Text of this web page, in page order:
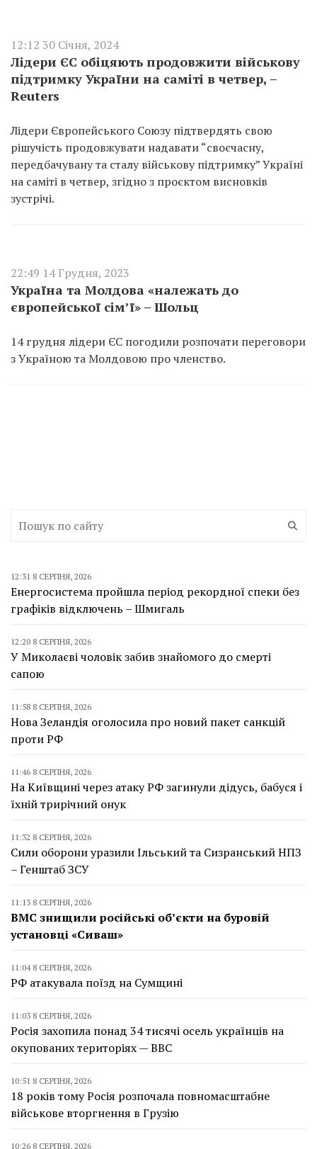
12:12 30 Січня, 2024
Лідери ЄС обіцяють продовжити військову
підтримку України на саміті в четвер, –
Reuters
Лідери Європейського Союзу підтвердять свою
рішучість продовжувати надавати “своєчасну,
передбачувану та сталу військову підтримку” Україні
на саміті в четвер, згідно з проєктом висновків
зустрічі.
22:49 14 Грудня, 2023
Україна та Молдова «належать до
європейської сім’ї» – Шольц
14 грудня лідери ЄС погодили розпочати переговори
з Україною та Молдовою про членство.
12:31 8 СЕРПНЯ, 2026
Енергосистема пройшла період рекордної спеки без
графіків відключень – Шмигаль
12:20 8 СЕРПНЯ, 2026
У Миколаєві чоловік забив знайомого до смерті
сапою
11:58 8 СЕРПНЯ, 2026
Нова Зеландія оголосила про новий пакет санкцій
проти РФ
11:46 8 СЕРПНЯ, 2026
На Київщині через атаку РФ загинули дідусь, бабуся і
їхній трирічний онук
11:32 8 СЕРПНЯ, 2026
Сили оборони уразили Ільський та Сизранський НПЗ
– Генштаб ЗСУ
11:13 8 СЕРПНЯ, 2026
ВМС знищили російські об’єкти на буровій
установці «Сиваш»
11:04 8 СЕРПНЯ, 2026
РФ атакувала поїзд на Сумщині
11:03 8 СЕРПНЯ, 2026
Росія захопила понад 34 тисячі осель українців на
окупованих територіях — BBC
10:51 8 СЕРПНЯ, 2026
18 років тому Росія розпочала повномасштабне
військове вторгнення в Грузію
10:26 8 СЕРПНЯ, 2026